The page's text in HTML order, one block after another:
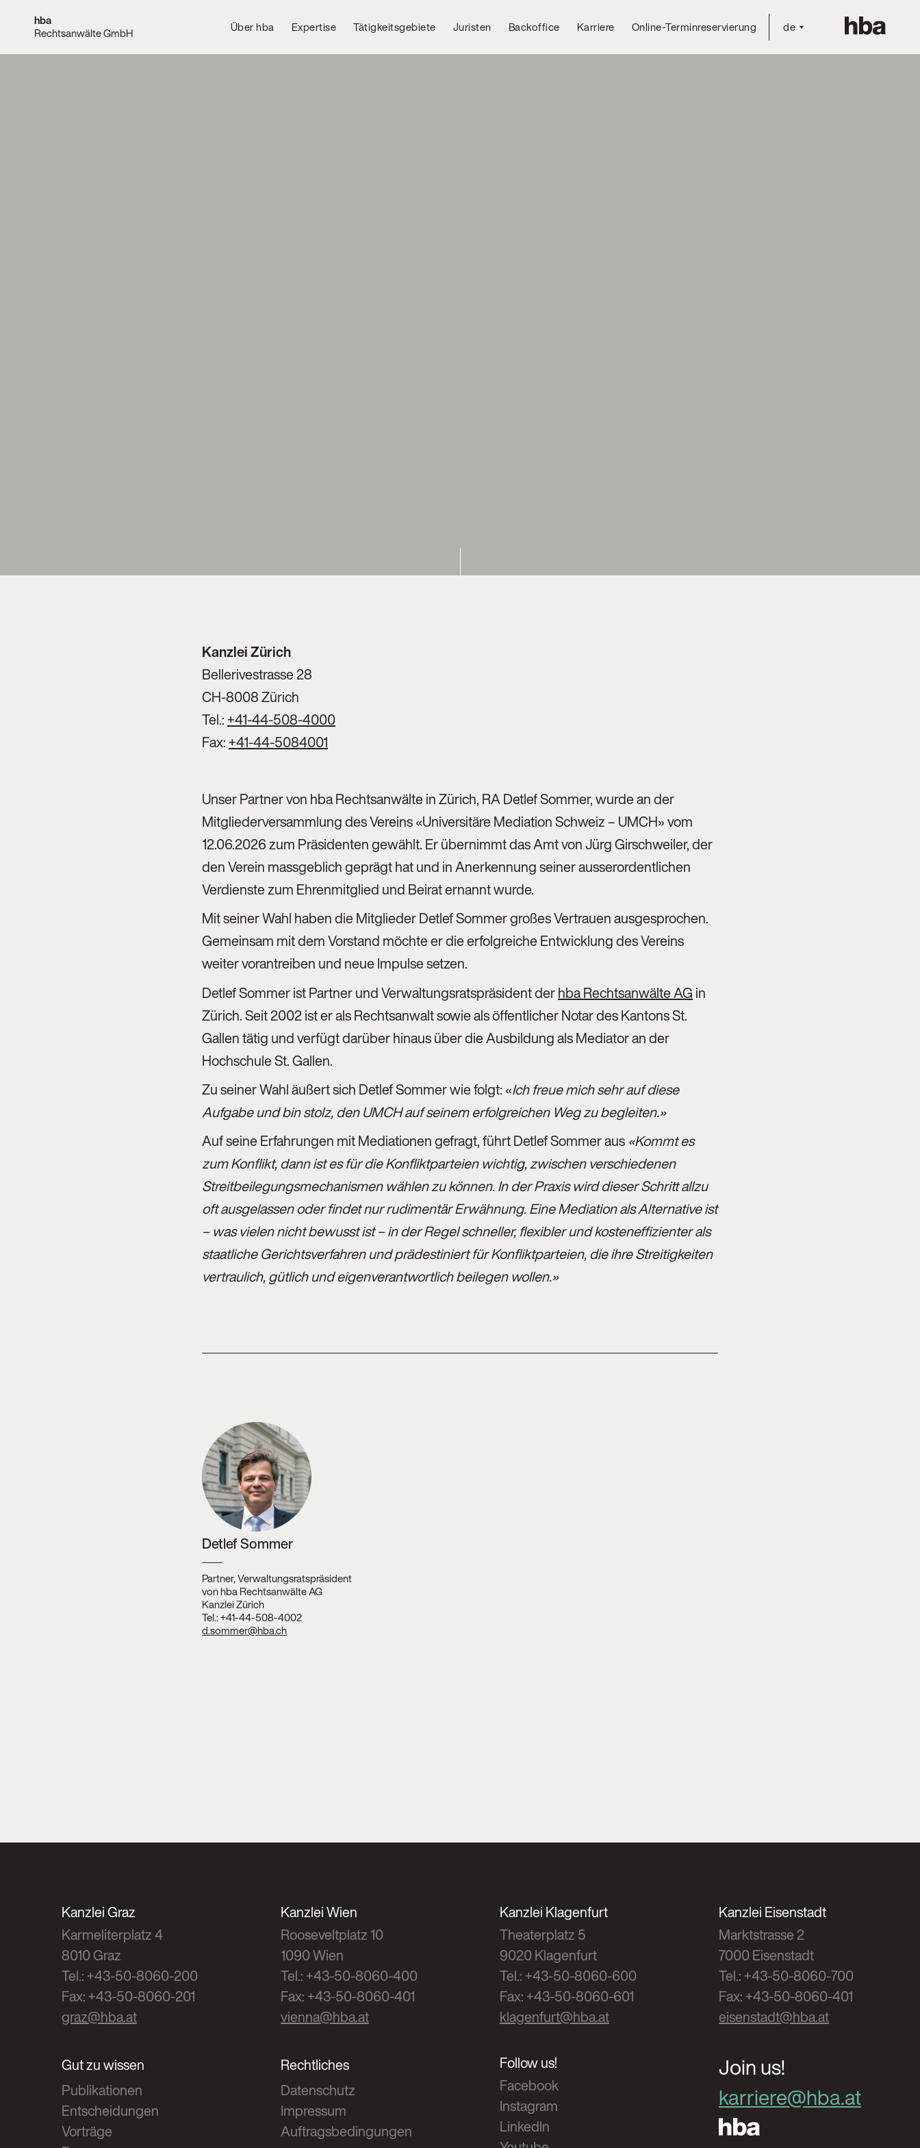
hba
Rechtsanwälte GmbH
Über hba Expertise Tätigkeitsgebiete Juristen Backoffice Karriere Online-Terminreservierung de
Kanzlei Zürich
Bellerivestrasse 28
CH-8008 Zürich
Tel.:+41-44-508-4000
Fax:+41-44-5084001
Unser Partner von hba Rechtsanwälte in Zürich, RA Detlef Sommer, wurde an der
Mitgliederversammlung des Vereins «Universitäre Mediation Schweiz – UMCH» vom
12.06.2026 zum Präsidenten gewählt. Er übernimmt das Amt von Jürg Girschweiler, der
den Verein massgeblich geprägt hat und in Anerkennung seiner ausserordentlichen
Verdienste zum Ehrenmitglied und Beirat ernannt wurde.
Mit seiner Wahl haben die Mitglieder Detlef Sommer großes Vertrauen ausgesprochen.
Gemeinsam mit dem Vorstand möchte er die erfolgreiche Entwicklung des Vereins
weiter vorantreiben und neue Impulse setzen.
Detlef Sommer ist Partner und Verwaltungsratspräsident derhba Rechtsanwälte AG in
Zürich. Seit 2002 ist er als Rechtsanwalt sowie als öffentlicher Notar des Kantons St.
Gallen tätig und verfügt darüber hinaus über die Ausbildung als Mediator an der
Hochschule St. Gallen.
Zu seiner Wahl äußert sich Detlef Sommer wie folgt: «Ich freue mich sehr auf diese
Aufgabe und bin stolz, den UMCH auf seinem erfolgreichen Weg zu begleiten.»
Auf seine Erfahrungen mit Mediationen gefragt, führt Detlef Sommer aus «Kommt es
zum Konflikt, dann ist es für die Konfliktparteien wichtig, zwischen verschiedenen
Streitbeilegungsmechanismen wählen zu können. In der Praxis wird dieser Schritt allzu
oft ausgelassen oder findet nur rudimentär Erwähnung. Eine Mediation als Alternative ist
– was vielen nicht bewusst ist – in der Regel schneller, flexibler und kosteneffizienter als
staatliche Gerichtsverfahren und prädestiniert für Konfliktparteien, die ihre Streitigkeiten
vertraulich, gütlich und eigenverantwortlich beilegen wollen.»
Detlef Sommer
Partner, Verwaltungsratspräsident
von hba Rechtsanwälte AG
Kanzlei Zürich
Tel.:+41-44-508-4002
d.sommer@hba.ch
Kanzlei Graz
Karmeliterplatz 4
8010 Graz
Tel.: +43-50-8060-200
Fax: +43-50-8060-201
graz@hba.at
Kanzlei Wien
Rooseveltplatz 10
1090 Wien
Tel.: +43-50-8060-400
Fax: +43-50-8060-401
vienna@hba.at
Kanzlei Klagenfurt
Theaterplatz 5
9020 Klagenfurt
Tel.: +43-50-8060-600
Fax: +43-50-8060-601
klagenfurt@hba.at
Kanzlei Eisenstadt
Marktstrasse 2
7000 Eisenstadt
Tel.: +43-50-8060-700
Fax: +43-50-8060-401
eisenstadt@hba.at
Gut zu wissen
Publikationen
Entscheidungen
Vorträge
Rechtliches
Datenschutz
Impressum
Auftragsbedingungen
Follow us!
Facebook
Instagram
LinkedIn
Join us!
karriere@hba.at